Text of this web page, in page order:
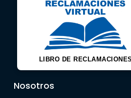
LIBRO DE RECLAMACIONES
Nosotros